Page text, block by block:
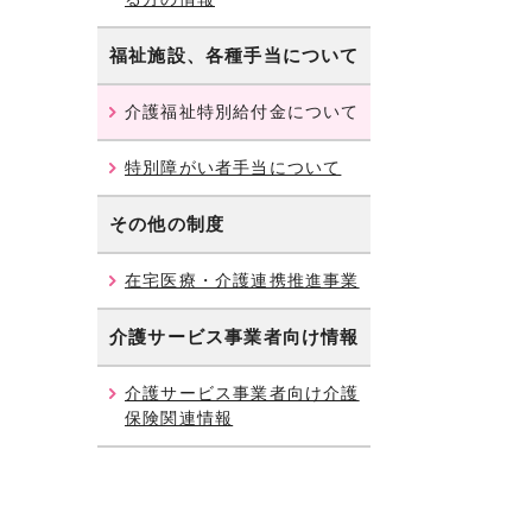
福祉施設、各種手当について
介護福祉特別給付金について
特別障がい者手当について
その他の制度
在宅医療・介護連携推進事業
介護サービス事業者向け情報
介護サービス事業者向け介護
保険関連情報